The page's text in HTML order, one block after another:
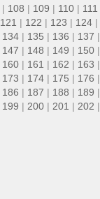
| 108 | 109 | 110 | 111
121 | 122 | 123 | 124 |
134 | 135 | 136 | 137 |
147 | 148 | 149 | 150 |
160 | 161 | 162 | 163 |
173 | 174 | 175 | 176 |
186 | 187 | 188 | 189 |
199 | 200 | 201 | 202 |